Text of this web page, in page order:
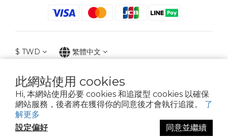
此網站使用 cookies
Hi, 本網站使用必要 cookies 和追蹤型 cookies 以確保
網站服務，後者將在獲得你的同意後才會執行追蹤。 了
解更多
設定偏好
同意並繼續
$ TWD 繁體中文
2021 © iGreenbag | DoaBag | Working Hrs 8:30 - 18:00｜新北市新莊區中正路
659-5號3樓 | 02-2903-8800 | 統編 : 28396448 (唯一統編無關係企業)